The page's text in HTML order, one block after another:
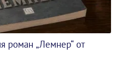
роман „Лемнер“ от